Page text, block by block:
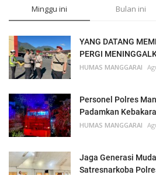
Minggu ini Bulan ini
YANG DATANG
PERGI
HUMAS MANGGARAI
Personel Polres
Padamkan
HUMAS MANGGARAI
Jaga Generasi
Satresnarkoba